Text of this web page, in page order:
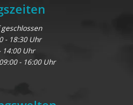
- 18:30 Uhr
14:00 Uhr
- 16:00 Uhr